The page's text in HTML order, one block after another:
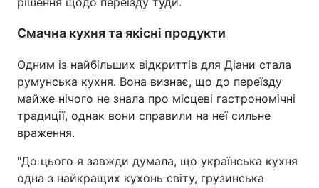
Смачна кухня та якісні продукти
Одним із найбільших відкриттів для Діани стала
румунська кухня. Вона визнає, що до переїзду
майже нічого не знала про місцеві гастрономічні
традиції, однак вони справили на неї сильне
враження.
"До цього я завжди думала, що українська кухня
одна з найкращих кухонь світу, грузинська